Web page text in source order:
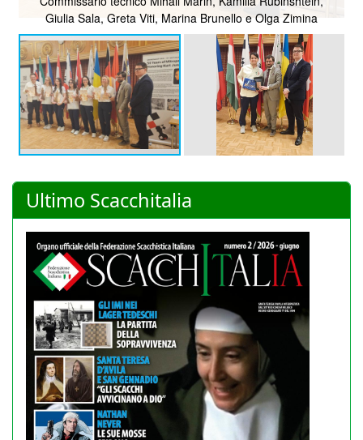
Giulia Sala, Greta Viti, Marina Brunello e Olga Zimina
Ultimo Scacchitalia